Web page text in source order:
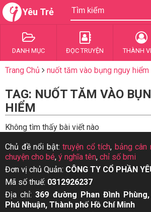
Yêu Trẻ
DANH MỤC ĐỌC TRUYỆN THÀNH
Trang Chủ nuốt tăm vào bụng nguy hiểm
TAG: NUỐT TĂM VÀO
HIỂM
Không tìm thấy bài viết nào
Chủ đề nổi bật:truyện cổ tích, bảng cân
chuyện cho bé, ý nghĩa tên, chỉ số bmi
Đơn vị chủ Quản: CÔNG TY CỔ PHẦN
Mã số thuế: 0312926237
Địa chỉ:369 đường Phan Đình
Phú Nhuận, Thành phố Hồ Chí Minh